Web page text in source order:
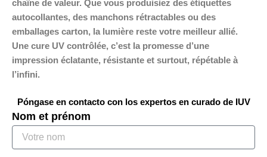
chaîne de valeur. Que vous produisiez des étiquettes
autocollantes, des manchons rétractables ou des
emballages carton, la lumière reste votre meilleur allié.
Une cure UV contrôlée, c’est la promesse d’une
impression éclatante, résistante et surtout, répétable à
l’infini.
Póngase en contacto con los expertos en curado de IUV
Nom et prénom